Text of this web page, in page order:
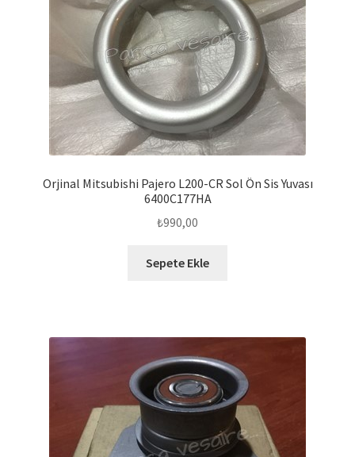
Orjinal Mitsubishi Pajero L200-CR Sol Ön Sis Yuvası
6400C177HA
₺990,00
Sepete Ekle